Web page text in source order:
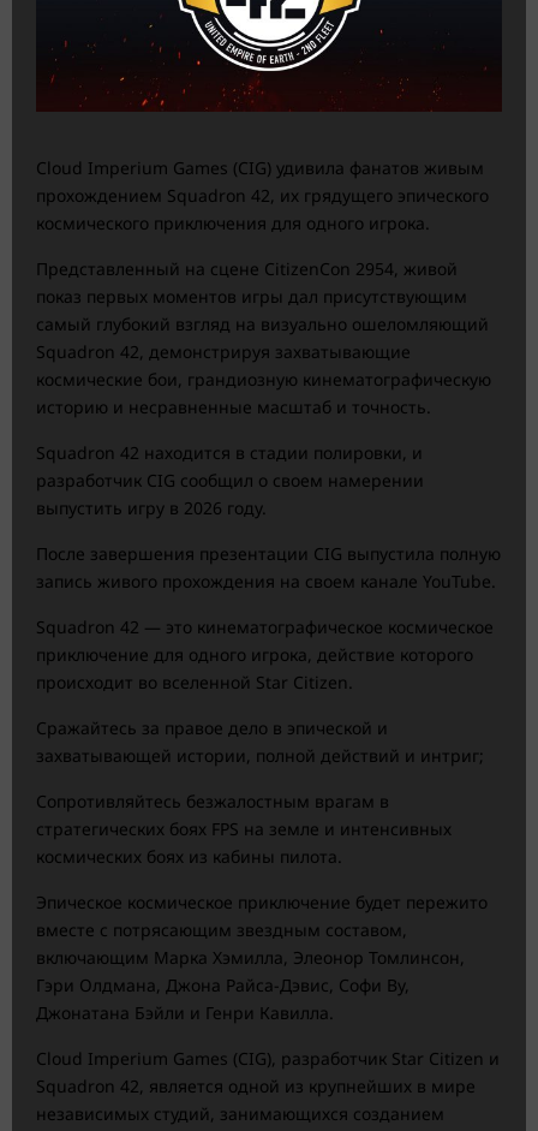
Cloud Imperium Games (CIG) удивила фанатов живым
прохождением Squadron 42, их грядущего эпического
космического приключения для одного игрока.
Представленный на сцене CitizenCon 2954, живой
показ первых моментов игры дал присутствующим
самый глубокий взгляд на визуально ошеломляющий
Squadron 42, демонстрируя захватывающие
космические бои, грандиозную кинематографическую
историю и несравненные масштаб и точность.
Squadron 42 находится в стадии полировки, и
разработчик CIG сообщил о своем намерении
выпустить игру в 2026 году.
После завершения презентации CIG выпустила полную
запись живого прохождения на своем канале YouTube.
Squadron 42 — это кинематографическое космическое
приключение для одного игрока, действие которого
происходит во вселенной Star Citizen.
Сражайтесь за правое дело в эпической и
захватывающей истории, полной действий и интриг;
Сопротивляйтесь безжалостным врагам в
стратегических боях FPS на земле и интенсивных
космических боях из кабины пилота.
Эпическое космическое приключение будет пережито
вместе с потрясающим звездным составом,
включающим Марка Хэмилла, Элеонор Томлинсон,
Гэри Олдмана, Джона Райса-Дэвис, Софи Ву,
Джонатана Бэйли и Генри Кавилла.
Cloud Imperium Games (CIG), разработчик Star Citizen и
Squadron 42, является одной из крупнейших в мире
независимых студий, занимающихся созданием